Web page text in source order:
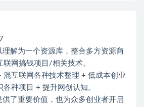
解为一个资源库，整合多方资源商
联网搞钱项目/相关技术。
互联网各种技术整理 + 低成本创业
种项目 + 提升网创认知。
了重要价值，也为众多创业者开启